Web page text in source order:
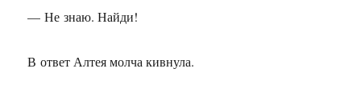
— Не знаю. Найди!
В ответ Алтея молча кивнула.